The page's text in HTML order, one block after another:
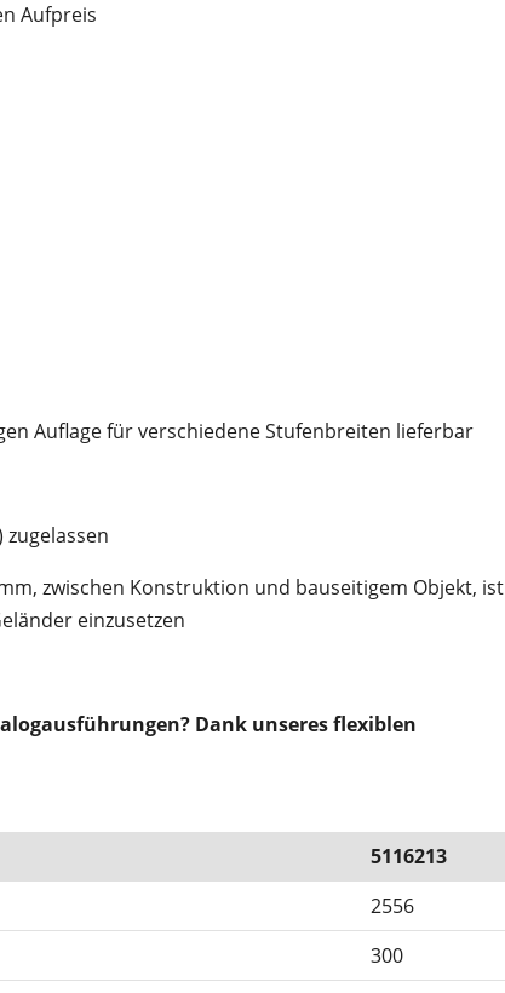
Aufpreis
Auflage für verschiedene Stufenbreiten lieferbar
zwischen Konstruktion und bauseitigem Objekt, ist
einzusetzen
Dank unseres flexiblen
5116213
2556
300